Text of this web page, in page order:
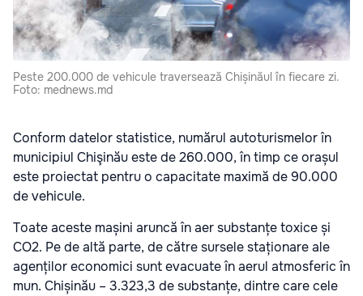
Peste 200.000 de vehicule traversează Chișinăul în fiecare zi.
Foto: mednews.md
Conform datelor statistice, numărul autoturismelor în
municipiul Chişinău este de 260.000, în timp ce orașul
este proiectat pentru o capacitate maximă de 90.000
de vehicule.
Toate aceste mașini aruncă în aer substanțe toxice și
CO2. Pe de altă parte, de către sursele staționare ale
agenților economici sunt evacuate în aerul atmosferic în
mun. Chișinău – 3.323,3 de substanțe, dintre care cele